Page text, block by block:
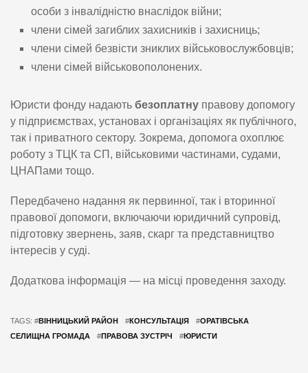
особи з інвалідністю внаслідок війни;
члени сімей загиблих захисників і захисниць;
члени сімей безвісти зниклих військовослужбовців;
члени сімей військовополонених.
Юристи фонду надають безоплатну правову допомогу
у підприємствах, установах і організаціях як публічного,
так і приватного сектору. Зокрема, допомога охоплює
роботу з ТЦК та СП, військовими частинами, судами,
ЦНАПами тощо.
Передбачено надання як первинної, так і вторинної
правової допомоги, включаючи юридичний супровід,
підготовку звернень, заяв, скарг та представництво
інтересів у суді.
Додаткова інформація — на місці проведення заходу.
TAGS: #ВІННИЦЬКИЙ РАЙОН #КОНСУЛЬТАЦІЯ #ОРАТІВСЬКА
СЕЛИЩНА ГРОМАДА
#ПРАВОВА ЗУСТРІЧ #ЮРИСТИ